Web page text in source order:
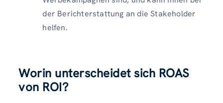
der Berichterstattung an die Stakeholder
helfen.
Worin unterscheidet sich ROAS
von ROI?